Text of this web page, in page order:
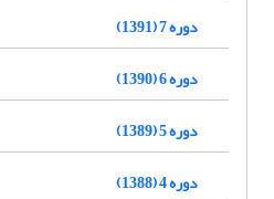
دوره 7 (1391)
دوره 6 (1390)
دوره 5 (1389)
دوره 4 (1388)